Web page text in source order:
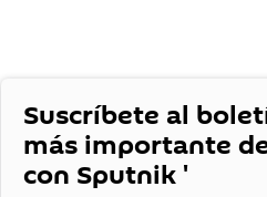
Suscríbete al
más importante
con Sputnik '